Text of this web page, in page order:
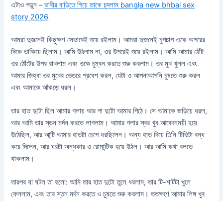
এটাও পড়ুন –ভাবীর বাড়িতে গিয়ে তাকে চুদলাম bangla new bhbai sex
story 2026
আমরা দুজনেই কিছুক্ষণ সেভাবেই শুয়ে রইলাম। আমরা দুজনেই চুপচাপ একে অপরের
দিকে তাকিয়ে ছিলাম। আমি উঠলাম না, ওর উপরেই শুয়ে রইলাম। আমি আমার ঠোঁট
ওর ঠোঁটের উপর রাখলাম এবং ওকে চুম্বন করতে শুরু করলাম। ওর মুখ খুলল এবং
আমার জিহ্বা ওর মুখের ভেতরে প্রবেশ করল, যেটা ও আপনাআপনি চুষতে শুরু করল
এবং আমাকে আঁকড়ে ধরল।
তার হাত দুটো ছিল আমার গলায় আর পা দুটো আমার পিঠে। সে আমাকে জড়িয়ে ধরল,
আর আমি তার স্তন মর্দন করতে লাগলাম। আমার গলার স্বর খুব আবেদনময়ী হয়ে
উঠেছিল, আর আন্টি আমার হাতটা চেপে ধরছিলেন। অন্য হাত দিয়ে তিনি টিভিটা বন্ধ
করে দিলেন, আর ঘরটা অন্ধকার ও রোমান্টিক হয়ে উঠল। আর আমি কথা বলতে
থাকলাম।
তারপর যা ঘটল তা হলো: আমি তার হাত দুটো তুলে ধরলাম, তার টি-শার্টটা খুলে
ফেললাম, এবং তার স্তন মর্দন করতে ও চুষতে শুরু করলাম। ততক্ষণে আমার লিঙ্গ খুব